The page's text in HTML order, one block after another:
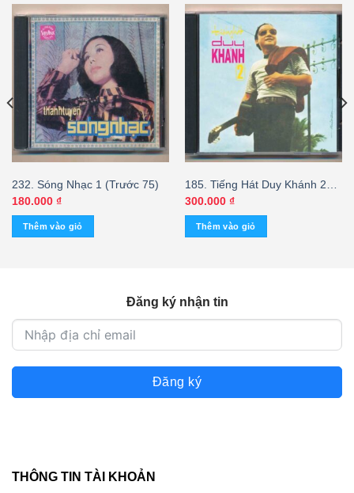
232. Sóng Nhạc 1 (Trước 75)
180.000 ₫
Thêm vào giỏ
185. Tiếng Hát Duy Khánh 2
(Trước 75 Bộ 2CD – Fake
USA)
300.000 ₫
Thêm vào giỏ
Đăng ký nhận tin
Đăng ký
THÔNG TIN TÀI KHOẢN